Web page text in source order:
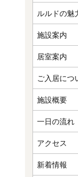
ルルドの魅
施設案内
居室案内
ご入居につ
施設概要
一日の流れ
アクセス
新着情報